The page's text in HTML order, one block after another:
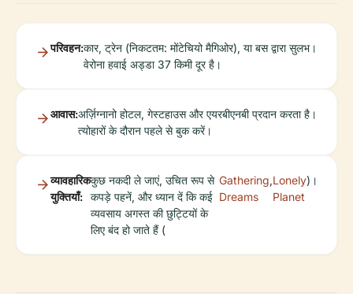
परिवहन:कार, ट्रेन (निकटतम: मोंटेचियो मैगिओर), या बस द्वारा सुलभ।
वेरोना हवाई अड्डा 37 किमी दूर है।
आवास:अर्ज़िग्नानो होटल, गेस्टहाउस और एयरबीएनबी प्रदान करता है।
त्योहारों के दौरान पहले से बुक करें।
व्यावहारिक
युक्तियाँ:
कुछ नकदी ले जाएं, उचित रूप से
कपड़े पहनें, और ध्यान दें कि कई
व्यवसाय अगस्त की छुट्टियों के
लिए बंद हो जाते हैं (
Gathering
Dreams
,Lonely
Planet
)।